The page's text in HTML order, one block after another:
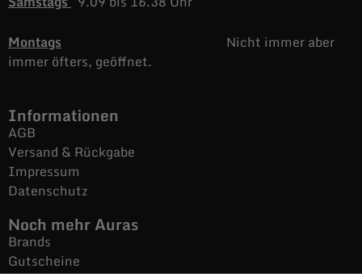
Montags
Nicht immer aber
immer öfters, geöffnet.
Informationen
AGB
Versand & Rückgabe
Impressum
Datenschutz
Noch mehr Auras
Brands
Gutscheine